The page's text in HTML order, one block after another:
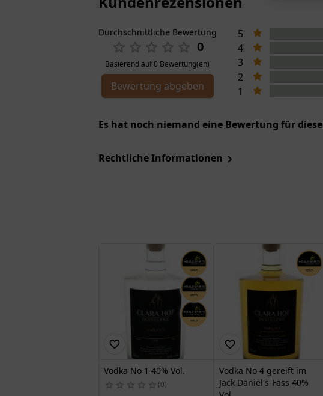
Durchschnittliche Bewertung
0
Basierend auf 0 Bewertung(en)
Bewertung abgeben
5
4
3
2
1
Es hat noch niemand eine Bewertung für
Rechtliche Informationen
Vodka No 1 40% Vol.
0
Vodka No 4 gereift im
Jack Daniel's-Fass 40%